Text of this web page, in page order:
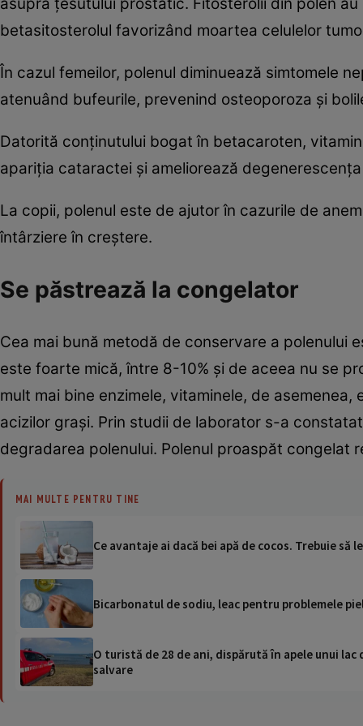
asupra țesutului prostatic. Fitosterolii din polen
betasitosterolul favorizând moartea celulelor
În cazul femeilor, polenul diminuează simtomele
atenuând bufeurile, prevenind osteoporoza și
Datorită conținutului bogat în betacaroten,
apariția cataractei și ameliorează
La copii, polenul este de ajutor în cazurile de
întârziere în creștere.
Se păstrează la congelator
Cea mai bună metodă de conservare a polenului
este foarte mică, între 8-10% și de aceea nu se
mult mai bine enzimele, vitaminele, de
acizilor grași. Prin studii de laborator s-a
degradarea polenului. Polenul proaspăt congelat
MAI MULTE PENTRU TINE
Ce avantaje ai dacă bei apă de cocos. Trebuie să
Bicarbonatul de sodiu, leac pentru problemele
O turistă de 28 de ani, dispărută în apele unui
salvare